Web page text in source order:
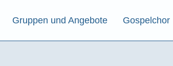
Gruppen und Angebote Gospelchor